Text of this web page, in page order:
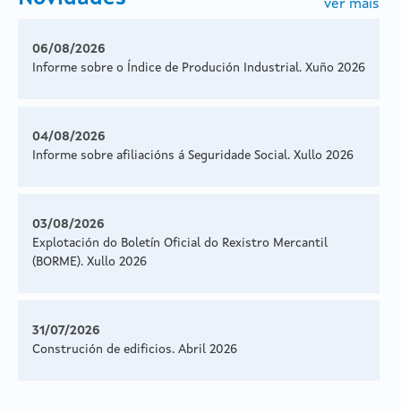
ver máis
06/08/2026
Informe sobre o Índice de Produción Industrial. Xuño 2026
04/08/2026
Informe sobre afiliacións á Seguridade Social. Xullo 2026
03/08/2026
Explotación do Boletín Oficial do Rexistro Mercantil
(BORME). Xullo 2026
31/07/2026
Construción de edificios. Abril 2026